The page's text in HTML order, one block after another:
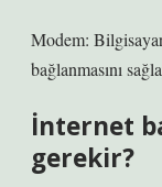
Modem:
bağlanmasını
İnternet
gerekir?